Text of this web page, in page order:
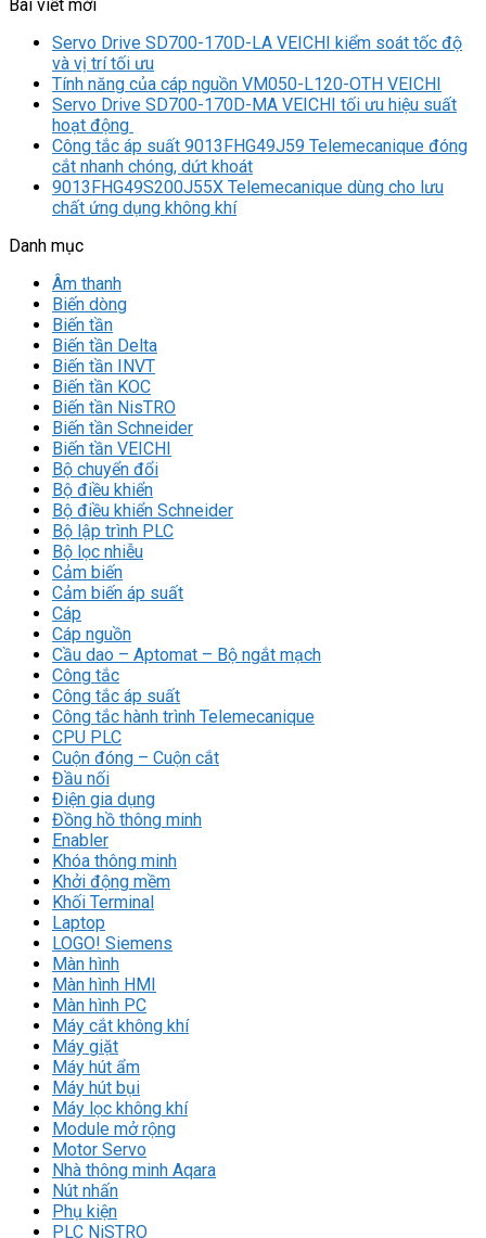
Bài viết mới
Servo Drive SD700-170D-LA VEICHI kiểm soát tốc độ
và vị trí tối ưu
Tính năng của cáp nguồn VM050-L120-OTH VEICHI
Servo Drive SD700-170D-MA VEICHI tối ưu hiệu suất
hoạt động
Công tắc áp suất 9013FHG49J59 Telemecanique đóng
cắt nhanh chóng, dứt khoát
9013FHG49S200J55X Telemecanique dùng cho lưu
chất ứng dụng không khí
Danh mục
Âm thanh
Biến dòng
Biến tần
Biến tần Delta
Biến tần INVT
Biến tần KOC
Biến tần NisTRO
Biến tần Schneider
Biến tần VEICHI
Bộ chuyển đổi
Bộ điều khiển
Bộ điều khiển Schneider
Bộ lập trình PLC
Bộ lọc nhiễu
Cảm biến
Cảm biến áp suất
Cáp
Cáp nguồn
Cầu dao – Aptomat – Bộ ngắt mạch
Công tắc
Công tắc áp suất
Công tắc hành trình Telemecanique
CPU PLC
Cuộn đóng – Cuộn cắt
Đầu nối
Điện gia dụng
Đồng hồ thông minh
Enabler
Khóa thông minh
Khởi động mềm
Khối Terminal
Laptop
LOGO! Siemens
Màn hình
Màn hình HMI
Màn hình PC
Máy cắt không khí
Máy giặt
Máy hút ẩm
Máy hút bụi
Máy lọc không khí
Module mở rộng
Motor Servo
Nhà thông minh Aqara
Nút nhấn
Phụ kiện
PLC NiSTRO